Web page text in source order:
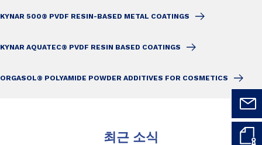
KYNAR 500® PVDF RESIN-BASED METAL COATINGS
KYNAR AQUATEC® PVDF RESIN BASED COATINGS
ORGASOL® POLYAMIDE POWDER ADDITIVES FOR COSMETICS
최근 소식